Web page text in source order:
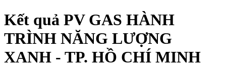
Kết quả PV GAS HÀNH
TRÌNH NĂNG LƯỢNG
XANH - TP. HỒ CHÍ MINH